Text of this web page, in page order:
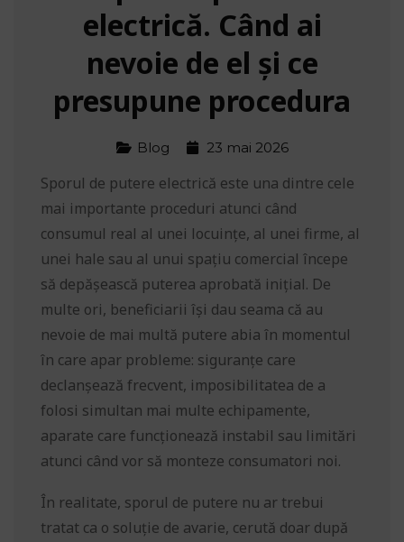
electrică. Când ai
nevoie de el și ce
presupune procedura
Blog 23 mai 2026
Sporul de putere electrică este una dintre cele
mai importante proceduri atunci când
consumul real al unei locuințe, al unei firme, al
unei hale sau al unui spațiu comercial începe
să depășească puterea aprobată inițial. De
multe ori, beneficiarii își dau seama că au
nevoie de mai multă putere abia în momentul
în care apar probleme: siguranțe care
declanșează frecvent, imposibilitatea de a
folosi simultan mai multe echipamente,
aparate care funcționează instabil sau limitări
atunci când vor să monteze consumatori noi.
În realitate, sporul de putere nu ar trebui
tratat ca o soluție de avarie, cerută doar după